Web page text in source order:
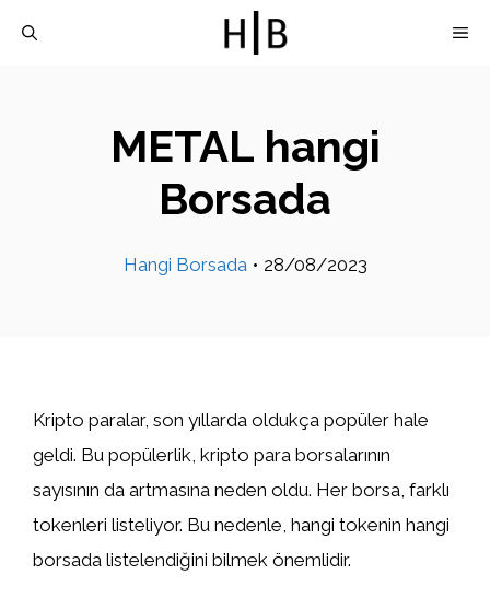
METAL hangi
Borsada
Hangi Borsada • 28/08/2023
Kripto paralar, son yıllarda oldukça popüler hale
geldi. Bu popülerlik, kripto para borsalarının
sayısının da artmasına neden oldu. Her borsa, farklı
tokenleri listeliyor. Bu nedenle, hangi tokenin hangi
borsada listelendiğini bilmek önemlidir.